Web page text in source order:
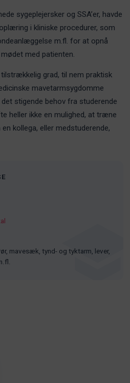
sygeplejersker og SSA’er, havde
i kliniske procedurer, som
m.fl. for at opnå
med patienten.
tilstrækkelig grad, til nem praktisk
mavetarmsygdomme
stigende behov fra studerende
heller ikke en mulighed, at træne
kollega, eller medstuderende,
mavesæk, tynd- og tyktarm, lever,